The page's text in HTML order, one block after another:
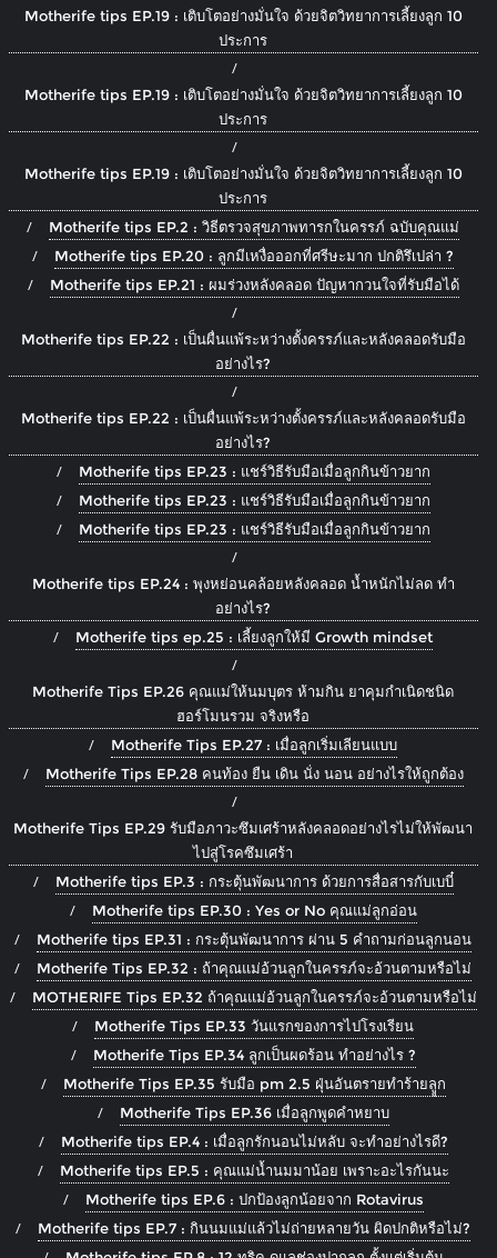
Motherife tips EP.19 : เติบโตอย่างมั่นใจ ด้วยจิตวิทยาการเลี้ยงลูก 10
ประการ
Motherife tips EP.19 : เติบโตอย่างมั่นใจ ด้วยจิตวิทยาการเลี้ยงลูก 10
ประการ
Motherife tips EP.19 : เติบโตอย่างมั่นใจ ด้วยจิตวิทยาการเลี้ยงลูก 10
ประการ
Motherife tips EP.2 : วิธีตรวจสุขภาพทารกในครรภ์ ฉบับคุณแม่
Motherife tips EP.20 : ลูกมีเหงื่อออกที่ศรีษะมาก ปกติรึเปล่า ?
Motherife tips EP.21 : ผมร่วงหลังคลอด ปัญหากวนใจที่รับมือได้
Motherife tips EP.22 : เป็นผื่นแพ้ระหว่างตั้งครรภ์และหลังคลอดรับมือ
อย่างไร?
Motherife tips EP.22 : เป็นผื่นแพ้ระหว่างตั้งครรภ์และหลังคลอดรับมือ
อย่างไร?
Motherife tips EP.23 : แชร์วิธีรับมือเมื่อลูกกินข้าวยาก
Motherife tips EP.23 : แชร์วิธีรับมือเมื่อลูกกินข้าวยาก
Motherife tips EP.23 : แชร์วิธีรับมือเมื่อลูกกินข้าวยาก
Motherife tips EP.24 : พุงหย่อนคล้อยหลังคลอด น้ำหนักไม่ลด ทำ
อย่างไร?
Motherife tips ep.25 : เลี้ยงลูกให้มี Growth mindset
Motherife Tips EP.26 คุณแม่ให้นมบุตร ห้ามกิน ยาคุมกำเนิดชนิด
ฮอร์โมนรวม จริงหรือ
Motherife Tips EP.27 : เมื่อลูกเริ่มเลียนแบบ
Motherife Tips EP.28 คนท้อง ยืน เดิน นั่ง นอน อย่างไรให้ถูกต้อง
Motherife Tips EP.29 รับมือภาวะซึมเศร้าหลังคลอดอย่างไรไม่ให้พัฒนา
ไปสู่โรคซึมเศร้า
Motherife tips EP.3 : กระตุ้นพัฒนาการ ด้วยการสื่อสารกับเบบี๋
Motherife tips EP.30 : Yes or No คุณแม่ลูกอ่อน
Motherife tips EP.31 : กระตุ้นพัฒนาการ ผ่าน 5 คำถามก่อนลูกนอน
Motherife Tips EP.32 : ถ้าคุณแม่อ้วนลูกในครรภ์จะอ้วนตามหรือไม่
MOTHERIFE Tips EP.32 ถ้าคุณแม่อ้วนลูกในครรภ์จะอ้วนตามหรือไม่
Motherife Tips EP.33 วันแรกของการไปโรงเรียน
Motherife Tips EP.34 ลูกเป็นผดร้อน ทำอย่างไร ?
Motherife Tips EP.35 รับมือ pm 2.5 ฝุ่นอันตรายทำร้ายลููก
Motherife Tips EP.36 เมื่อลูกพูดคำหยาบ
Motherife tips EP.4 : เมื่อลูกรักนอนไม่หลับ จะทำอย่างไรดี?
Motherife tips EP.5 : คุณแม่น้ำนมมาน้อย เพราะอะไรกันนะ
Motherife tips EP.6 : ปกป้องลูกน้อยจาก Rotavirus
Motherife tips EP.7 : กินนมแม่แล้วไม่ถ่ายหลายวัน ผิดปกติหรือไม่?